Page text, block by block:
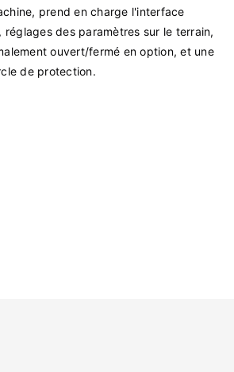
prend en charge l'interface
des paramètres sur le terrain,
ouvert/fermé en option, et une
de protection.